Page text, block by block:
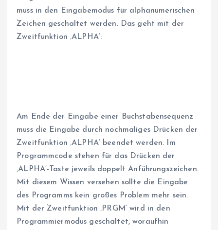
muss in den Eingabemodus für alphanumerischen
Zeichen geschaltet werden. Das geht mit der
Zweitfunktion ‚ALPHA‘:
Am Ende der Eingabe einer Buchstabensequenz
muss die Eingabe durch nochmaliges Drücken der
Zweitfunktion ‚ALPHA‘ beendet werden. Im
Programmcode stehen für das Drücken der
‚ALPHA‘-Taste jeweils doppelt Anführungszeichen.
Mit diesem Wissen versehen sollte die Eingabe
des Programms kein großes Problem mehr sein.
Mit der Zweitfunktion ‚PRGM‘ wird in den
Programmiermodus geschaltet, woraufhin